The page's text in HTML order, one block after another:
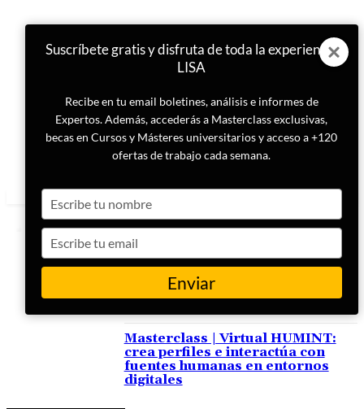
ETIQUETA
Fuentes Humanas
Masterclass | Virtual HUMINT:
crea perfiles e interactúa con
fuentes humanas en entornos
digitales
Suscríbete gratis y disfruta de toda la experiencia
LISA
Recibe en tu email boletines, análisis e informes de
Expertos. Además, accederás a Masterclass exclusivas,
becas en Cursos y Másteres universitarios y acceso a +120
ofertas de trabajo cada semana.
your
name
your
email
Enviar